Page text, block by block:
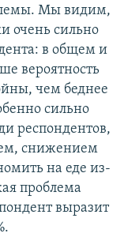
Мы видим,
очень сильно
в общем и
вероятность
чем беднее
сильно
респондентов,
снижением
на еде из-
проблема
выразит